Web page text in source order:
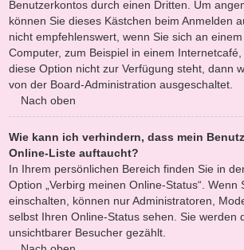
Benutzerkontos durch einen Dritten. Um
können Sie dieses Kästchen beim Anmelden
nicht empfehlenswert, wenn Sie sich an
Computer, zum Beispiel in einem
diese Option nicht zur Verfügung steht, dann
von der Board-Administration ausgeschaltet.
Nach oben
Wie kann ich verhindern, dass mein
Online-Liste auftaucht?
In Ihrem persönlichen Bereich finden Sie in
Option „Verbirg meinen Online-Status“. Wenn
einschalten, können nur Administratoren,
selbst Ihren Online-Status sehen. Sie werden
unsichtbarer Besucher gezählt.